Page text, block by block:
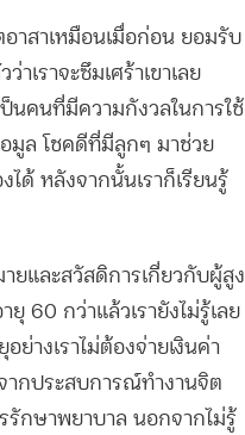
อาสาเหมือนเมื่อก่อน ยอมรับ
เราจะซึมเศร้าเขาเลย
นคนที่มีความกังวลในการใช้
อมูล โชคดีที่มีลูกๆ มาช่วย
ได้ หลังจากนั้นเราก็เรียนรู้
ยและสวัสดิการเกี่ยวกับผู้สูง
ยุ 60 กว่าแล้วเรายังไม่รู้เลย
ย่างเราไม่ต้องจ่ายเงินค่า
ากประสบการณ์ทำงานจิต
รักษาพยาบาล นอกจากไม่รู้